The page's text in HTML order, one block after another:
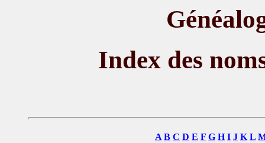
Index des
A B C D E F G H I J K L